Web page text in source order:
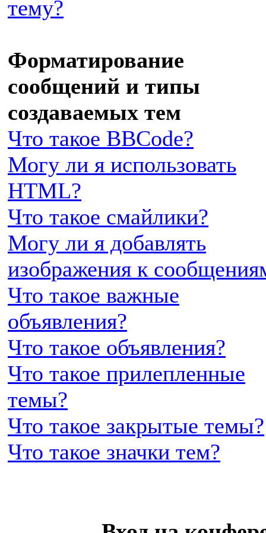
тему?
Форматирование
сообщений и типы
создаваемых тем
Что такое BBCode?
Могу ли я использовать
HTML?
Что такое смайлики?
Могу ли я добавлять
изображения к
Что такое важные
объявления?
Что такое объявления?
Что такое прилепленные
темы?
Что такое закрытые темы?
Что такое значки тем?